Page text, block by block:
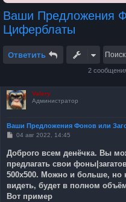
Ваши Предложения
Циферблаты
Ответить
2
Valery
Администратор
Ваши Предложения Фонов или
С
б
щ
е
н
и
е
04 авг 2022, 14:45
Доброго всем денёчка. Вы
предлагать свои
500х500. Можно и больше, но
видеть, будет в полном
Вот пример